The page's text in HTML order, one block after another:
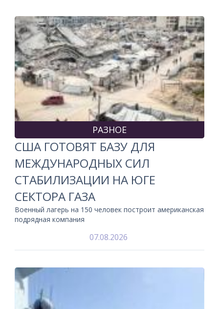
РАЗНОЕ
США ГОТОВЯТ БАЗУ ДЛЯ
МЕЖДУНАРОДНЫХ СИЛ
СТАБИЛИЗАЦИИ НА ЮГЕ
СЕКТОРА ГАЗА
Военный лагерь на 150 человек построит американская
подрядная компания
07.08.2026